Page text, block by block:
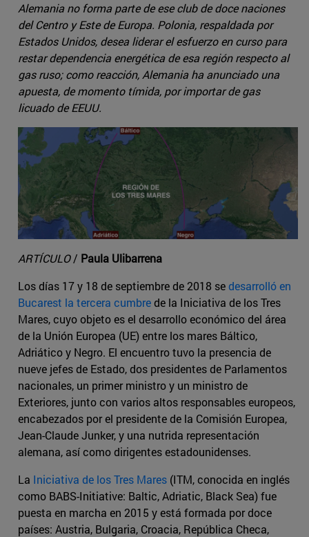
Alemania no forma parte de ese club de doce naciones
del Centro y Este de Europa. Polonia, respaldada por
Estados Unidos, desea liderar el esfuerzo en curso para
restar dependencia energética de esa región respecto al
gas ruso; como reacción, Alemania ha anunciado una
apuesta, de momento tímida, por importar de gas
licuado de EEUU.
ARTÍCULO/ Paula Ulibarrena
Los días 17 y 18 de septiembre de 2018 sedesarrolló en
Bucarest la tercera cumbrede la Iniciativa de los Tres
Mares, cuyo objeto es el desarrollo económico del área
de la Unión Europea (UE) entre los mares Báltico,
Adriático y Negro. El encuentro tuvo la presencia de
nueve jefes de Estado, dos presidentes de Parlamentos
nacionales, un primer ministro y un ministro de
Exteriores, junto con varios altos responsables europeos,
encabezados por el presidente de la Comisión Europea,
Jean-Claude Junker, y una nutrida representación
alemana, así como dirigentes estadounidenses.
La Iniciativa de los Tres Mares (ITM, conocida en inglés
como BABS-Initiative: Baltic, Adriatic, Black Sea) fue
puesta en marcha en 2015 y está formada por doce
países: Austria, Bulgaria, Croacia, República Checa,